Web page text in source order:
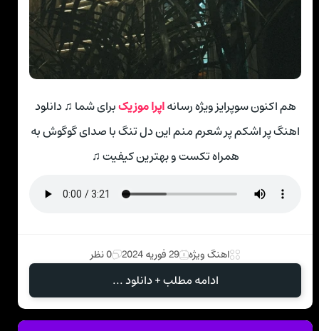
هم اکنون سوپرایز ویژه رسانهاپرا موزیکبرای شما ♫ دانلود
اهنگ پر اشکم پر شعرم منم این دل تنگ با صدای گوگوش به
همراه تکست و بهترین کیفیت ♫
اهنگ ویژه 29 فوریه 2024 0 نظر
ادامه مطلب + دانلود ...